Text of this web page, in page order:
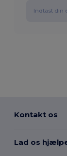
Kontakt os
Lad os